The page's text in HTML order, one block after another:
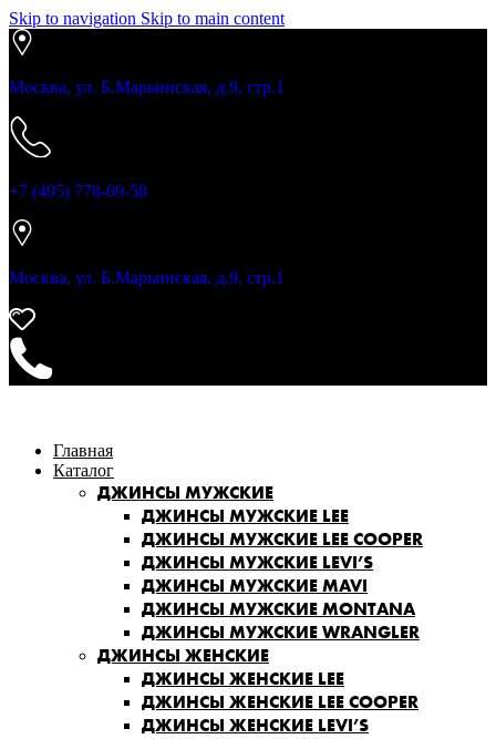
Skip to navigation Skip to main content
Москва, ул. Б.Марьинская, д.9, стр.1
+7 (495) 778-69-58
Москва, ул. Б.Марьинская, д.9, стр.1
Главная
Каталог
ДЖИНСЫ МУЖСКИЕ
ДЖИНСЫ МУЖСКИЕ LEE
ДЖИНСЫ МУЖСКИЕ LEE COOPER
ДЖИНСЫ МУЖСКИЕ LEVI’S
ДЖИНСЫ МУЖСКИЕ MAVI
ДЖИНСЫ МУЖСКИЕ MONTANA
ДЖИНСЫ МУЖСКИЕ WRANGLER
ДЖИНСЫ ЖЕНСКИЕ
ДЖИНСЫ ЖЕНСКИЕ LEE
ДЖИНСЫ ЖЕНСКИЕ LEE COOPER
ДЖИНСЫ ЖЕНСКИЕ LEVI’S